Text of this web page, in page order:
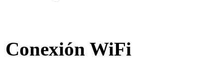
Conexión WiFi